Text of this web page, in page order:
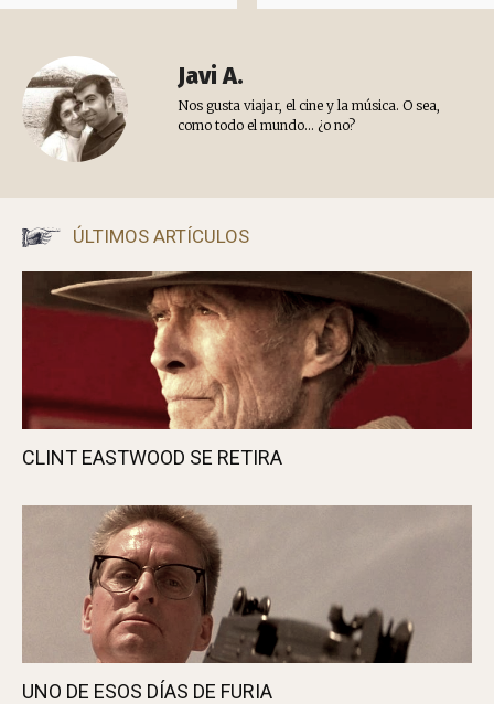
Javi A.
Nos gusta viajar, el cine y la música. O sea,
como todo el mundo... ¿o no?
ÚLTIMOS ARTÍCULOS
CLINT EASTWOOD SE RETIRA
UNO DE ESOS DÍAS DE FURIA